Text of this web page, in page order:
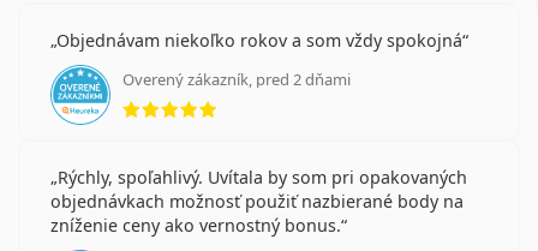
Objednávam niekoľko rokov a som vždy spokojná
Overený zákazník, pred 2 dňami
hodnotenie 5 z 5
Rýchly, spoľahlivý. Uvítala by som pri opakovaných
objednávkach možnosť použiť nazbierané body na
zníženie ceny ako vernostný bonus.